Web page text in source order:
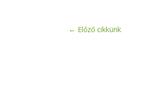
← Előző cikkünk